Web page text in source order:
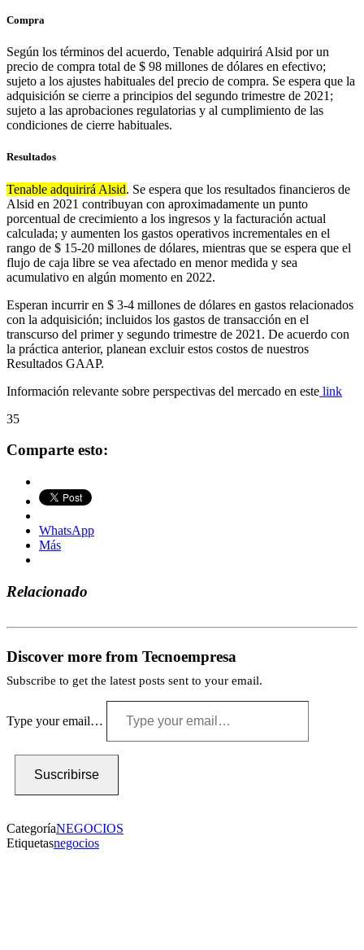
Compra
Según los términos del acuerdo, Tenable adquirirá Alsid por un
precio de compra total de $ 98 millones de dólares en efectivo;
sujeto a los ajustes habituales del precio de compra. Se espera que la
adquisición se cierre a principios del segundo trimestre de 2021;
sujeto a las aprobaciones regulatorias y al cumplimiento de las
condiciones de cierre habituales.
Resultados
Tenable adquirirá Alsid. Se espera que los resultados financieros de
Alsid en 2021 contribuyan con aproximadamente un punto
porcentual de crecimiento a los ingresos y la facturación actual
calculada; y aumenten los gastos operativos incrementales en el
rango de $ 15-20 millones de dólares, mientras que se espera que el
flujo de caja libre se vea afectado en menor medida y sea
acumulativo en algún momento en 2022.
Esperan incurrir en $ 3-4 millones de dólares en gastos relacionados
con la adquisición; incluidos los gastos de transacción en el
transcurso del primer y segundo trimestre de 2021. De acuerdo con
la práctica anterior, planean excluir estos costos de nuestros
Resultados GAAP.
Información relevante sobre perspectivas del mercado en este link
35
Comparte esto:
WhatsApp
Más
Relacionado
Discover more from Tecnoempresa
Subscribe to get the latest posts sent to your email.
Type your email…
Suscribirse
CategoríaNEGOCIOS
Etiquetasnegocios